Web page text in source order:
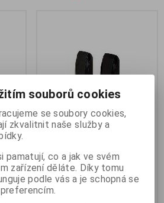
Termín dodání (dny):3
489 Kč
souborů cookies
se soubory cookies,
zkvalitnit naše služby a
pamatují, co a jak ve svém
zařízení děláte. Díky tomu
podle vás a je schopná se